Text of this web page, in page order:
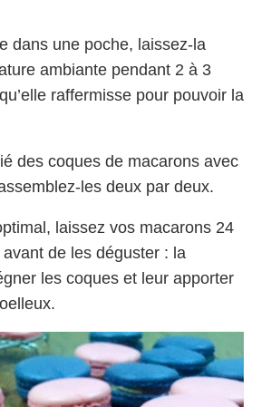
dans une poche, laissez-la
ambiante pendant 2 à 3
raffermisse pour pouvoir la
des coques de macarons avec
les deux par deux.
laissez vos macarons 24
de les déguster : la
les coques et leur apporter